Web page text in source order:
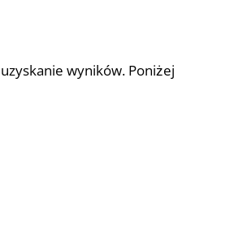
wyników. Poniżej